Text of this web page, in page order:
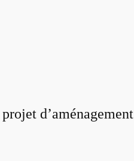
d’aménagement